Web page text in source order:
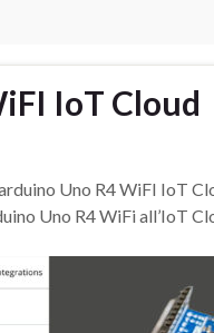
IoT Cloud
Uno R4 WiFI IoT
Uno R4 WiFi all’IoT